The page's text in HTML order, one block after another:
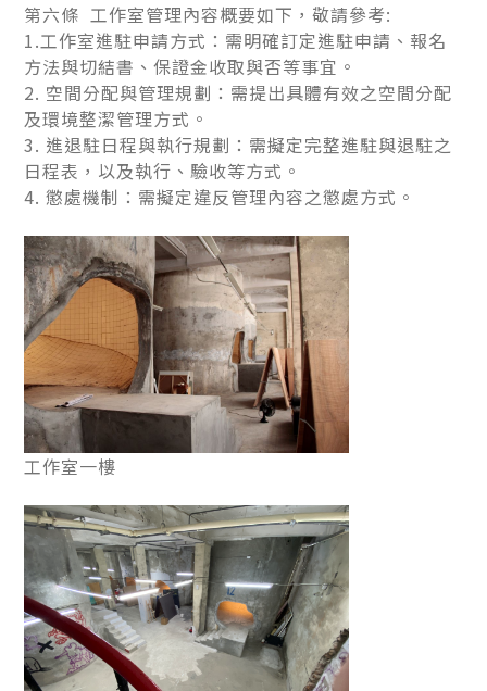
第六條 工作室管理內容概要如下，敬請參考:
1.工作室進駐申請方式：需明確訂定進駐申請、報名
方法與切結書、保證金收取與否等事宜。
2. 空間分配與管理規劃：需提出具體有效之空間分配
及環境整潔管理方式。
3. 進退駐日程與執行規劃：需擬定完整進駐與退駐之
日程表，以及執行、驗收等方式。
4. 懲處機制：需擬定違反管理內容之懲處方式。
工作室一樓